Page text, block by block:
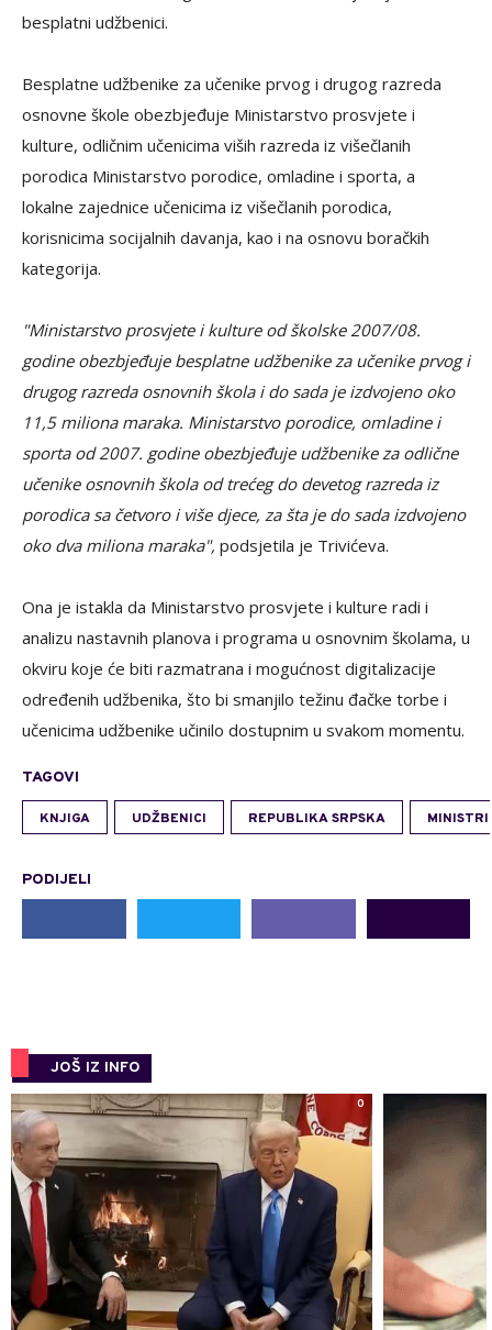
besplatni udžbenici.
Besplatne udžbenike za učenike prvog i drugog razreda
osnovne škole obezbjeđuje Ministarstvo prosvjete i
kulture, odličnim učenicima viših razreda iz višečlanih
porodica Ministarstvo porodice, omladine i sporta, a
lokalne zajednice učenicima iz višečlanih porodica,
korisnicima socijalnih davanja, kao i na osnovu boračkih
kategorija.
"Ministarstvo prosvjete i kulture od školske 2007/08.
godine obezbjeđuje besplatne udžbenike za učenike prvog i
drugog razreda osnovnih škola i do sada je izdvojeno oko
11,5 miliona maraka. Ministarstvo porodice, omladine i
sporta od 2007. godine obezbjeđuje udžbenike za odlične
učenike osnovnih škola od trećeg do devetog razreda iz
porodica sa četvoro i više djece, za šta je do sada izdvojeno
oko dva miliona maraka", podsjetila je Trivićeva.
Ona je istakla da Ministarstvo prosvjete i kulture radi i
analizu nastavnih planova i programa u osnovnim školama, u
okviru koje će biti razmatrana i mogućnost digitalizacije
određenih udžbenika, što bi smanjilo težinu đačke torbe i
učenicima udžbenike učinilo dostupnim u svakom momentu.
TAGOVI
KNJIGA UDŽBENICI REPUBLIKA SRPSKA MINISTRI
PODIJELI
JOŠ IZ INFO
0